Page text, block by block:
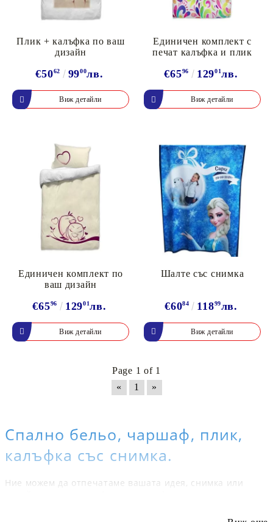
Плик + калъфка по ваш
дизайн
€5062 9900лв.
Виж детайли
Единичен комплект с
печат калъфка и плик
€6596 12901лв.
Виж детайли
Единичен комплект по
ваш дизайн
€6596 12901лв.
Виж детайли
Шалте със снимка
€6084 11899лв.
Виж детайли
Page 1 of 1
«
1 »
Спално бельо, чаршаф, плик,
калъфка със снимка.
Ние можем да отпечатаме вашата идея, снимка или
перфектно качество на печат. Проектиране и създаване